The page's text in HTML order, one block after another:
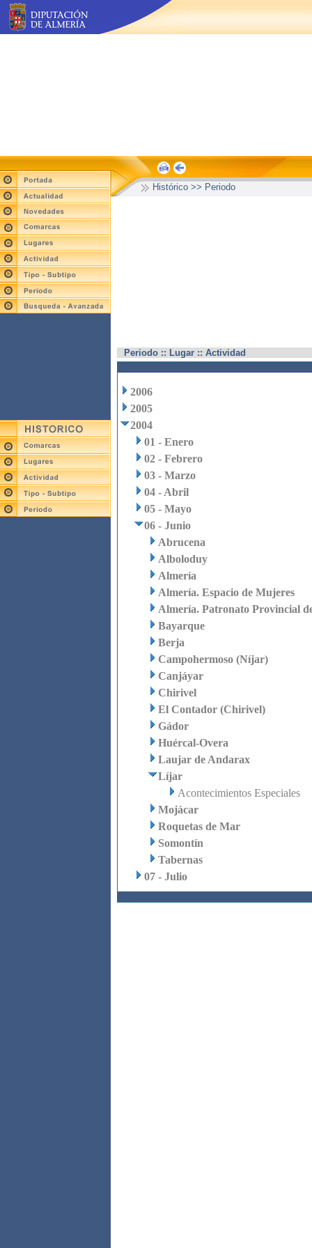
Histórico >> Periodo
Periodo :: Lugar :: Actividad
2006
2005
2004
01 - Enero
02 - Febrero
03 - Marzo
04 - Abril
05 - Mayo
06 - Junio
Abrucena
Alboloduy
Almería
Almería. Espacio de Mujeres
Almería. Patronato Provincial
Bayarque
Berja
Campohermoso (Níjar)
Canjáyar
Chirivel
El Contador (Chirivel)
Gádor
Huércal-Overa
Laujar de Andarax
Líjar
Acontecimientos Especiales
Mojácar
Roquetas de Mar
Somontín
Tabernas
07 - Julio